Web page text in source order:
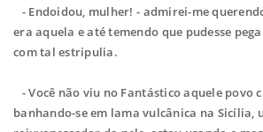
- Endoidou, mulher! - admirei-me
era aquela e até temendo que pudesse
com tal estripulia.
- Você não viu no Fantástico aquele povo
banhando-se em lama vulcânica na Sicília,